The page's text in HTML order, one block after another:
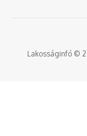
Lakosságinfó ©